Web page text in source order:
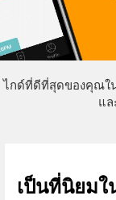
ไกด์ที่ดีที่สุดของคุณใ
แ
เป็นที่นิยม